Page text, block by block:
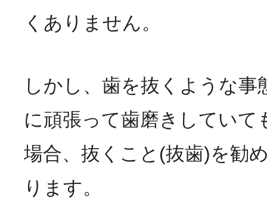
くありません。
しかし、歯を抜くような
に頑張って歯磨きしていて
場合、抜くこと(抜歯)を勧
ります。